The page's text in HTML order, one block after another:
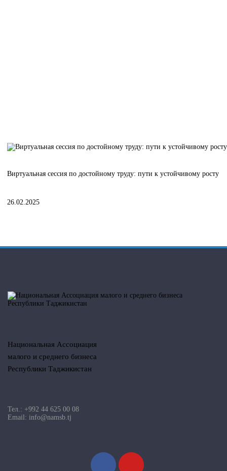
Виртуальная сессия по достойному труду: пути к устойчивому росту
26.02.2025
Национальная Ассоциация
малого и среднего бизнеса
Республики Таджикистан
Тел.: +992 44 625 00 08
Email: info@namsb.tj